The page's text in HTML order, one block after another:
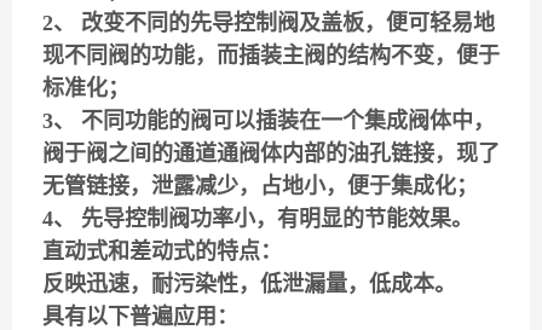
2、 改变不同的先导控制阀及盖板，便可轻易地
现不同阀的功能，而插装主阀的结构不变，便于
标准化；
3、 不同功能的阀可以插装在一个集成阀体中，
阀于阀之间的通道通阀体内部的油孔链接，现了
无管链接，泄露减少，占地小，便于集成化；
4、 先导控制阀功率小，有明显的节能效果。
直动式和差动式的特点：
反映迅速，耐污染性，低泄漏量，低成本。
具有以下普遍应用：